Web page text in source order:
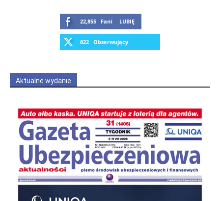
22,855 Fani LUBIĘ
822 Obserwujący
Aktualne wydanie